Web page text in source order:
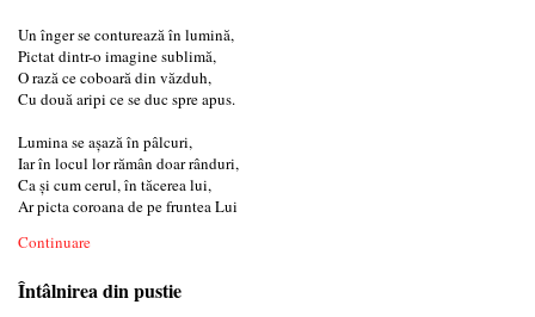
Un înger se conturează în lumină,
Pictat dintr-o imagine sublimă,
O rază ce coboară din văzduh,
Cu două aripi ce se duc spre apus.
Lumina se așază în pâlcuri,
Iar în locul lor rămân doar rânduri,
Ca și cum cerul, în tăcerea lui,
Ar picta coroana de pe fruntea Lui
Continuare
Întâlnirea din pustie